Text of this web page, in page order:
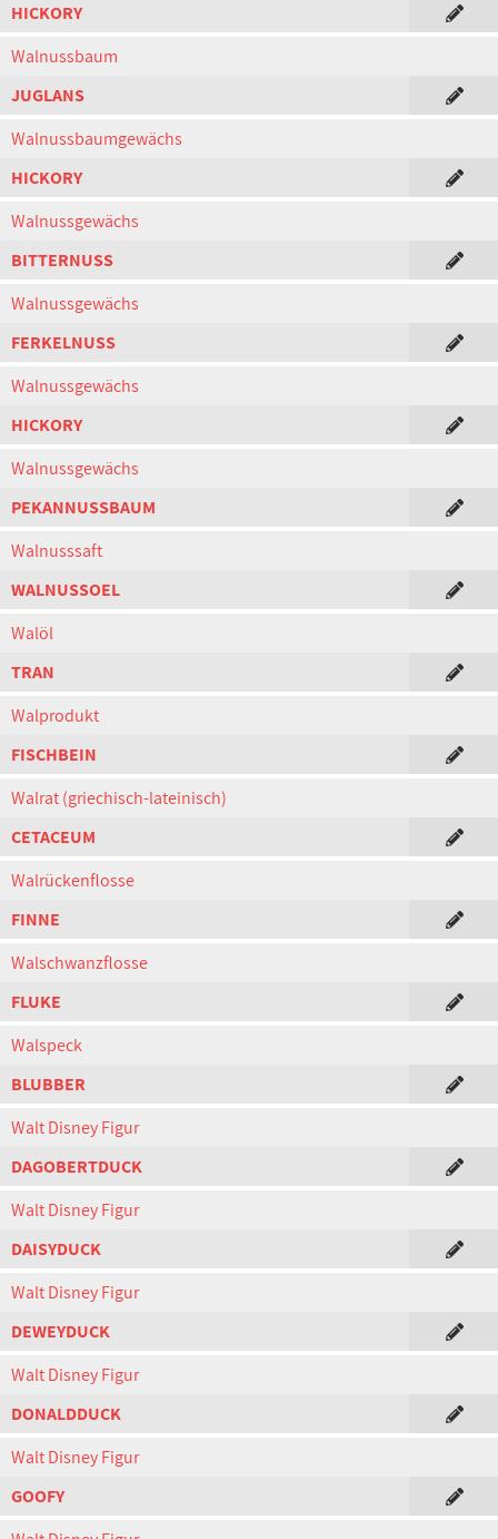
HICKORY
Walnussbaum
JUGLANS
Walnussbaumgewächs
HICKORY
Walnussgewächs
BITTERNUSS
Walnussgewächs
FERKELNUSS
Walnussgewächs
HICKORY
Walnussgewächs
PEKANNUSSBAUM
Walnusssaft
WALNUSSOEL
Walöl
TRAN
Walprodukt
FISCHBEIN
Walrat (griechisch-lateinisch)
CETACEUM
Walrückenflosse
FINNE
Walschwanzflosse
FLUKE
Walspeck
BLUBBER
Walt Disney Figur
DAGOBERTDUCK
Walt Disney Figur
DAISYDUCK
Walt Disney Figur
DEWEYDUCK
Walt Disney Figur
DONALDDUCK
Walt Disney Figur
GOOFY